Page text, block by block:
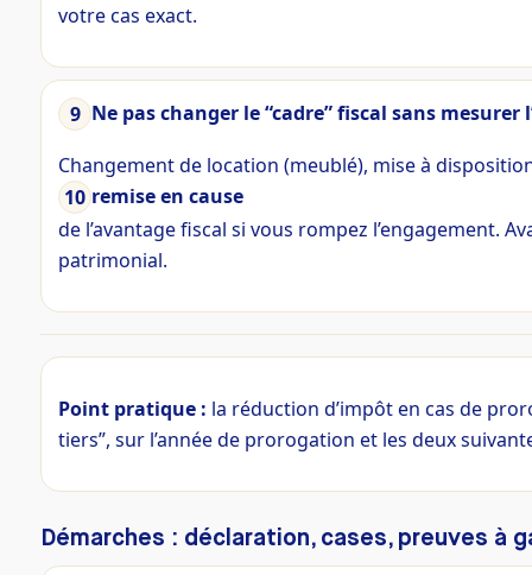
votre cas exact.
Ne pas changer le “cadre” fiscal sans mesurer
Changement de location (meublé), mise à
remise en cause
de l’avantage fiscal si vous rompez l’engagement.
patrimonial.
Point pratique : la réduction d’impôt en cas de
tiers”, sur l’année de prorogation et les deux
Démarches : déclaration, cases, preuves à